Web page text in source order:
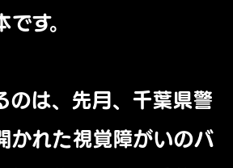
す。
のは、先月、千葉県警
かれた視覚障がいのバ